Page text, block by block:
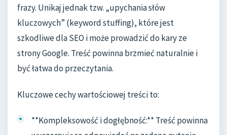
frazy. Unikaj jednak tzw. „upychania słów
kluczowych” (keyword stuffing), które jest
szkodliwe dla SEO i może prowadzić do kary ze
strony Google. Treść powinna brzmieć naturalnie i
być łatwa do przeczytania.
Kluczowe cechy wartościowej treści to:
**Kompleksowość i dogłębność:** Treść powinna